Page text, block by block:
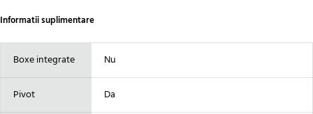
Informatii suplimentare
Boxe integrate Nu
Pivot Da